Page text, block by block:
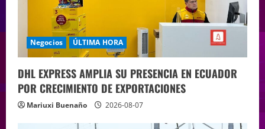
Negocios ÚLTIMA HORA
DHL EXPRESS AMPLIA SU PRESENCIA EN ECUADOR
POR CRECIMIENTO DE EXPORTACIONES
Mariuxi Buenaño 2026-08-07